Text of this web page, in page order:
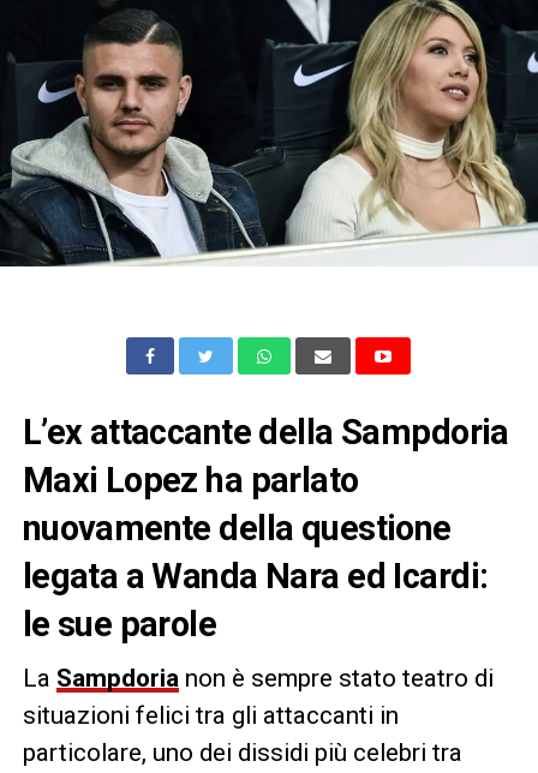
L’ex attaccante della Sampdoria
Maxi Lopez ha parlato
nuovamente della questione
legata a Wanda Nara ed Icardi:
le sue parole
La Sampdorianon è sempre stato teatro di
situazioni felici tra gli attaccanti in
particolare, uno dei dissidi più celebri tra